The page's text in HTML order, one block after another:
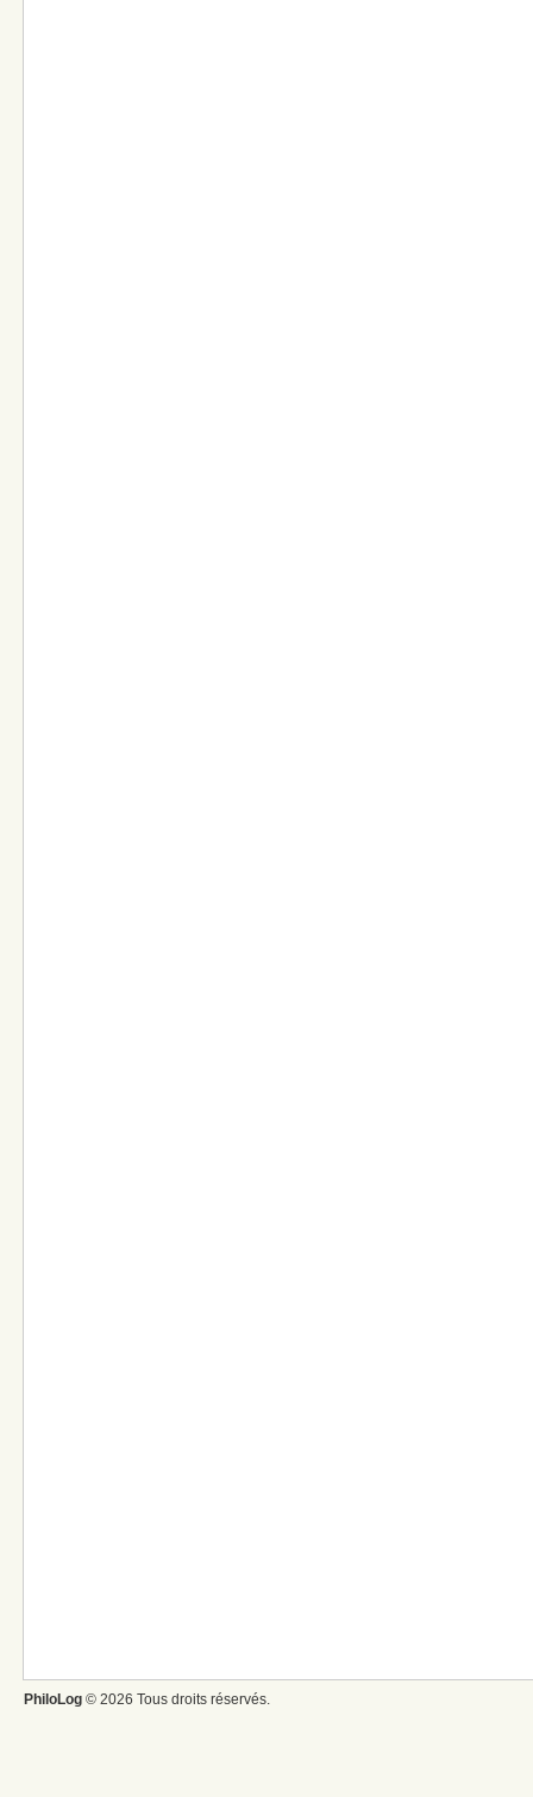
PhiloLog © 2026 Tous droits réservés.